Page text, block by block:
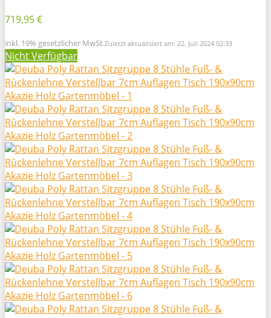
719,95 €
inkl. 19% gesetzlicher MwSt.Zuletzt aktualisiert am: 22. Juli 2024 02:33
Nicht Verfügbar